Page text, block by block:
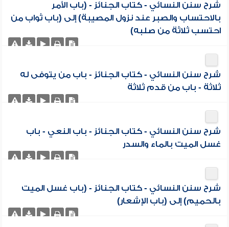
شرح سنن النسائي - كتاب الجنائز - (باب الأمر
بالاحتساب والصبر عند نزول المصيبة) إلى (باب ثواب من
احتسب ثلاثة من صلبه)
شرح سنن النسائي - كتاب الجنائز - باب من يتوفى له
ثلاثة - باب من قدم ثلاثة
شرح سنن النسائي - كتاب الجنائز - باب النعي - باب
غسل الميت بالماء والسدر
شرح سنن النسائي - كتاب الجنائز - (باب غسل الميت
بالحميم) إلى (باب الإشعار)